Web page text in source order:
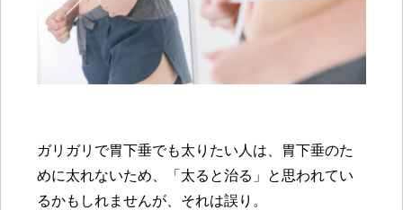
ガリガリで胃下垂でも太りたい人は、胃下垂のた
めに太れないため、「太ると治る」と思われてい
るかもしれませんが、それは誤り。